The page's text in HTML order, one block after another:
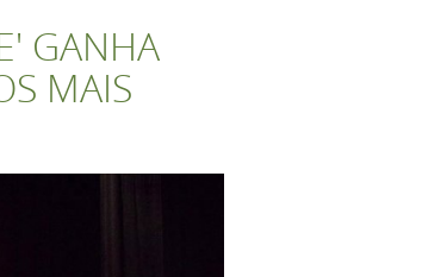
GANHA
MAIS